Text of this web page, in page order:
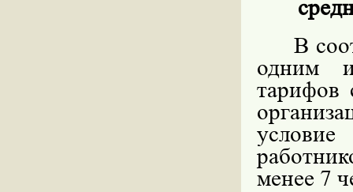
В
одним
тарифов
менее 7